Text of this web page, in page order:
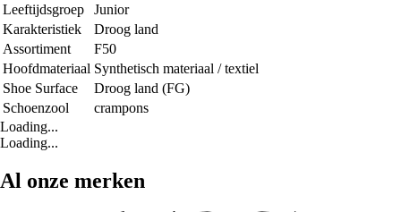
Leeftijdsgroep
Junior
Karakteristiek
Droog land
Assortiment
F50
Hoofdmateriaal Synthetisch materiaal / textiel
Shoe Surface
Droog land (FG)
Schoenzool
crampons
Loading...
Loading...
Al onze merken